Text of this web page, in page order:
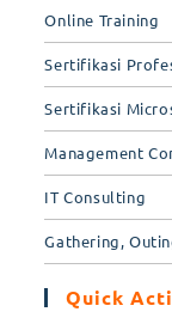
Online Training
Sertifikasi
Sertifikasi
Management
IT Consulting
Gathering,
Quick